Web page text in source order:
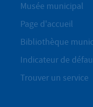
Musée municipal
Page d'accueil
Bibliothèque
Indicateur de
Trouver un service